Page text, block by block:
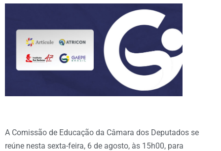
A Comissão de Educação da Câmara dos Deputados se
reúne nesta sexta-feira, 6 de agosto, às 15h00, para